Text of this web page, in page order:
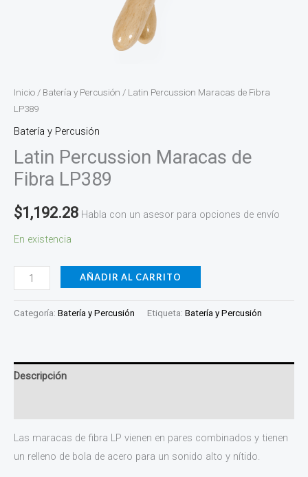
Inicio / Batería y Percusión / Latin Percussion Maracas de Fibra
LP389
Batería y Percusión
Latin Percussion Maracas de
Fibra LP389
$1,192.28 Habla con un asesor para opciones de envío
En existencia
AÑADIR AL CARRITO
Categoría: Batería y Percusión Etiqueta: Batería y Percusión
Descripción
Las maracas de fibra LP vienen en pares combinados y tienen
un relleno de bola de acero para un sonido alto y nítido.